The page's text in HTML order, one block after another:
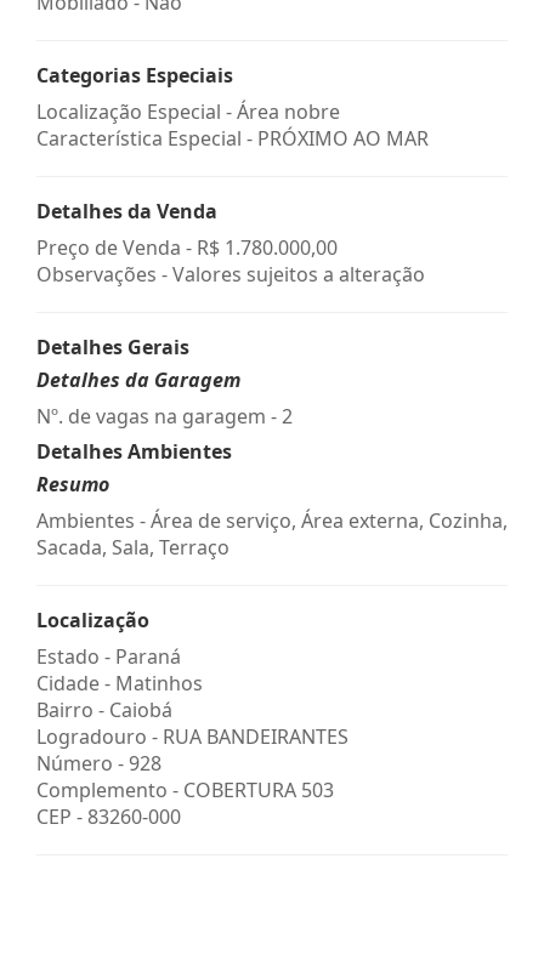
Categorias Especiais
Localização Especial - Área nobre
Característica Especial - PRÓXIMO AO MAR
Detalhes da Venda
Preço de Venda - R$ 1.780.000,00
Observações - Valores sujeitos a alteração
Detalhes Gerais
Detalhes da Garagem
Nº. de vagas na garagem - 2
Detalhes Ambientes
Resumo
Ambientes - Área de serviço, Área externa, Cozinha,
Sacada, Sala, Terraço
Localização
Estado - Paraná
Cidade - Matinhos
Bairro - Caiobá
Logradouro - RUA BANDEIRANTES
Número -928
Complemento - COBERTURA 503
CEP -83260-000